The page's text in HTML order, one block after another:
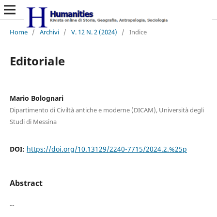
Home / Archivi / V. 12 N. 2 (2024) / Indice
Editoriale
Mario Bolognari
Dipartimento di Civiltà antiche e moderne (DICAM), Università degli
Studi di Messina
DOI: https://doi.org/10.13129/2240-7715/2024.2.%25p
Abstract
--